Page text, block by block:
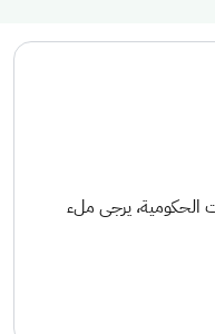
الحكومية، يرجى ملء